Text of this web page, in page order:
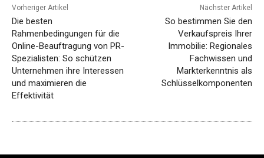
Vorheriger Artikel
Die besten
Rahmenbedingungen für die
Online-Beauftragung von PR-
Spezialisten: So schützen
Unternehmen ihre Interessen
und maximieren die
Effektivität
Nächster Artikel
So bestimmen Sie den
Verkaufspreis Ihrer
Immobilie: Regionales
Fachwissen und
Markterkenntnis als
Schlüsselkomponenten